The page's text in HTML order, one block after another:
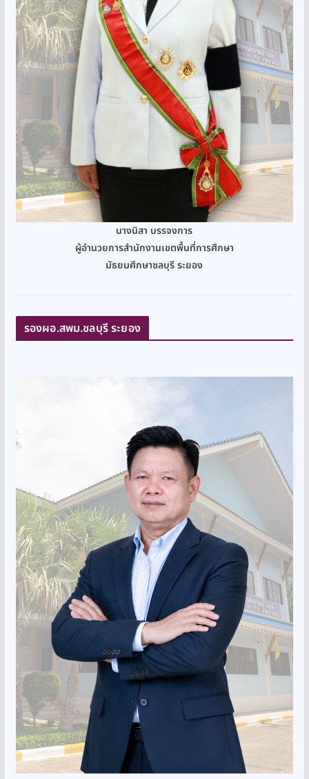
นางนิสา บรรจงการ
ผู้อำนวยการสำนักงานเขตพื้นที่การศึกษา
มัธยมศึกษาชลบุรี ระยอง
รองผอ.สพม.ชลบุรี ระยอง